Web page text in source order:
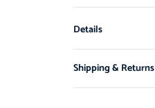
Details
Shipping & Returns